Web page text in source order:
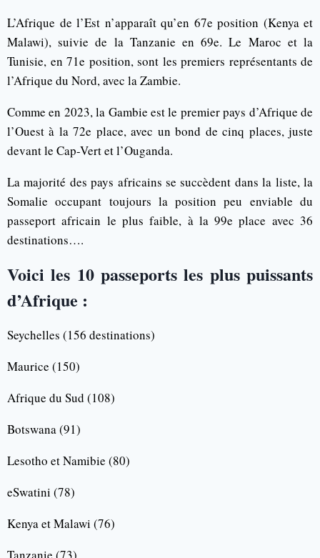
L’Afrique de l’Est n’apparaît qu’en 67e position (Kenya et
Malawi), suivie de la Tanzanie en 69e. Le Maroc et la
Tunisie, en 71e position, sont les premiers représentants de
l’Afrique du Nord, avec la Zambie.
Comme en 2023, la Gambie est le premier pays d’Afrique de
l’Ouest à la 72e place, avec un bond de cinq places, juste
devant le Cap-Vert et l’Ouganda.
La majorité des pays africains se succèdent dans la liste, la
Somalie occupant toujours la position peu enviable du
passeport africain le plus faible, à la 99e place avec 36
destinations….
Voici les 10 passeports les plus puissants
d’Afrique :
Seychelles (156 destinations)
Maurice (150)
Afrique du Sud (108)
Botswana (91)
Lesotho et Namibie (80)
eSwatini (78)
Kenya et Malawi (76)
Tanzanie (73)